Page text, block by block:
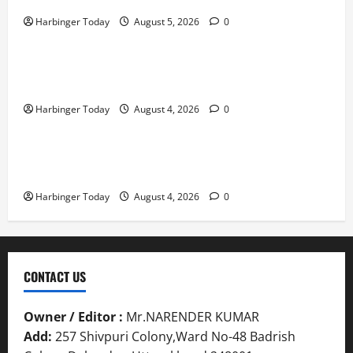
Harbinger Today August 5, 2026 0
Blog
Harbinger Today August 4, 2026 0
Blog
Harbinger Today August 4, 2026 0
CONTACT US
Owner / Editor : Mr.NARENDER KUMAR
Add: 257 Shivpuri Colony,Ward No-48 Badrish